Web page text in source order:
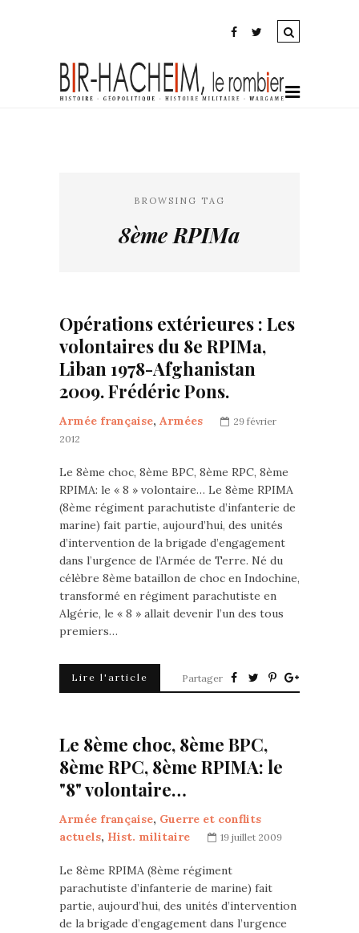
BROWSING TAG
8ème RPIMa
Opérations extérieures : Les
volontaires du 8e RPIMa,
Liban 1978-Afghanistan
2009. Frédéric Pons.
Armée française, Armées
29 février
2012
Le 8ème choc, 8ème BPC, 8ème RPC, 8ème
RPIMA: le « 8 » volontaire… Le 8ème RPIMA
(8ème régiment parachutiste d’infanterie de
marine) fait partie, aujourd’hui, des unités
d’intervention de la brigade d’engagement
dans l’urgence de l’Armée de Terre. Né du
célèbre 8ème bataillon de choc en Indochine,
transformé en régiment parachutiste en
Algérie, le « 8 » allait devenir l’un des tous
premiers…
Lire l'article Partager
Le 8ème choc, 8ème BPC,
8ème RPC, 8ème RPIMA: le
"8" volontaire…
Armée française, Guerre et conflits
actuels, Hist. militaire 19 juillet 2009
Le 8ème RPIMA (8ème régiment
parachutiste d’infanterie de marine) fait
partie, aujourd’hui, des unités d’intervention
de la brigade d’engagement dans l’urgence